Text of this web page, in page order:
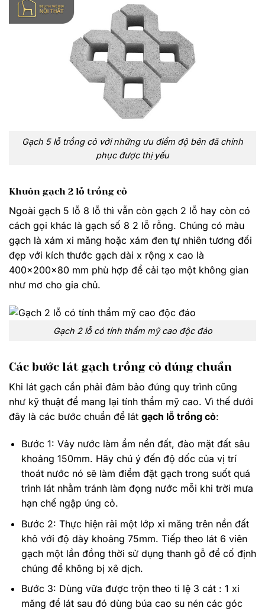
Gạch 5 lỗ trồng cỏ với những ưu điểm độ bên đã chinh
phục được thị yếu
Khuôn gạch 2 lỗ trồng cỏ
Ngoài gạch 5 lỗ 8 lỗ thì vẫn còn gạch 2 lỗ hay còn có
cách gọi khác là gạch số 8 2 lỗ rỗng. Chúng có màu
gạch là xám xi măng hoặc xám đen tự nhiên tương đối
đẹp với kích thước gạch dài x rộng x cao là
400x200x80 mm phù hợp để cải tạo một không gian
như mơ cho gia chủ.
Gạch 2 lỗ có tính thẩm mỹ cao độc đáo
Các bước lát gạch trồng cỏ đúng chuẩn
Khi lát gạch cần phải đảm bảo đúng quy trình cũng
như kỹ thuật để mang lại tính thẩm mỹ cao. Vì thế dưới
đây là các bước chuẩn để lát gạch lỗ trồng cỏ:
Bước 1: Vảy nước làm ẩm nền đất, đào mặt đất sâu
khoảng 150mm. Hãy chú ý đến độ dốc của vị trí
thoát nước nó sẽ làm điểm đặt gạch trong suốt quá
trình lát nhằm tránh làm đọng nước mỗi khi trời mưa
hạn chế ngập úng cỏ.
Bước 2: Thực hiện rải một lớp xi măng trên nền đất
khô với độ dày khoảng 75mm. Tiếp theo lát 6 viên
gạch một lần đồng thời sử dụng thanh gỗ để cố định
chúng để không bị xê dịch.
Bước 3: Dùng vữa được trộn theo tỉ lệ 3 cát : 1 xi
măng để lát sau đó dùng búa cao su nén các góc